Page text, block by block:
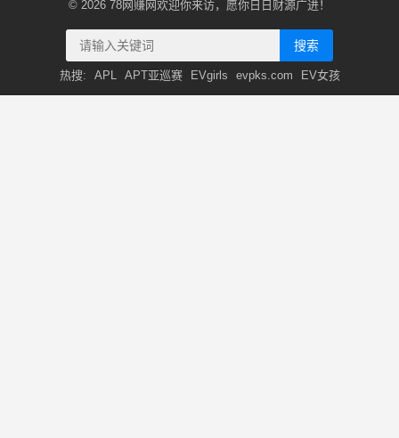
© 2026 78网赚网欢迎你来访，愿你日日财源广进！
搜索
热搜: APL APT亚巡赛 EVgirls evpks.com EV女孩